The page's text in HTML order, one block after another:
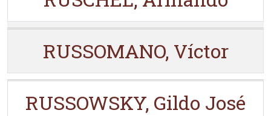
RUSSOMANO, Víctor
RUSSOWSKY, Gildo José